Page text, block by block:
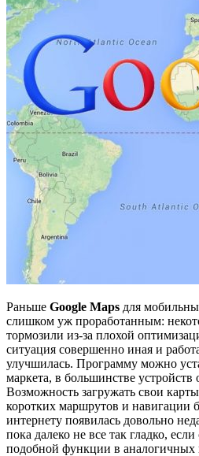
Раньше Google Maps для
слишком уж проработанным:
тормозили из-за плохой
ситуация совершенно иная и
улучшилась. Программу можно
маркета, в большинстве
Возможность загружать свои
коротких маршрутов и навигации
интернету появилась довольно
пока далеко не все так гладко,
подобной функции в аналогичных